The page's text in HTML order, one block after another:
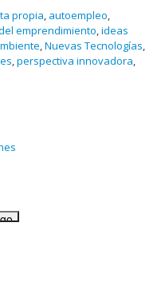
propia autoempleo
emprendimiento ideas
Nuevas Tecnologías
perspectiva innovadora